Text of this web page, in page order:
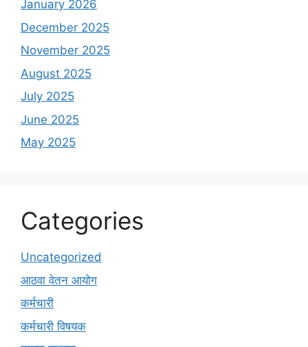
January 2026
December 2025
November 2025
August 2025
July 2025
June 2025
May 2025
Categories
Uncategorized
आठवा वेतन आयोग
कर्मचारी
कर्मचारी विषयक